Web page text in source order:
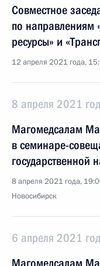
Совместное
по направлениям
ресурсы» и
12 апреля 2021 года,
8 апреля 2021
Магомедсалам
в семинаре-
государственной
8 апреля 2021 года,
Новосибирск
6 апреля 2021
Магомедсалам